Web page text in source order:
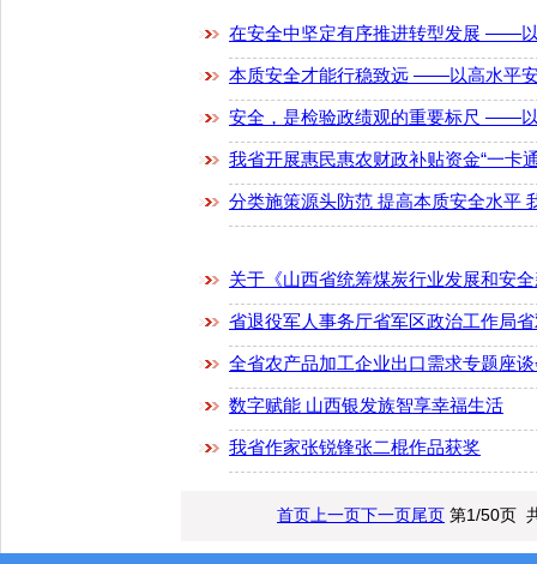
在安全中坚定有序推进转型发展 ——
本质安全才能行稳致远 ——以高水平
安全，是检验政绩观的重要标尺 ——
我省开展惠民惠农财政补贴资金“一卡
分类施策源头防范 提高本质安全水平
关于《山西省统筹煤炭行业发展和安
省退役军人事务厅省军区政治工作局
全省农产品加工企业出口需求专题座
数字赋能 山西银发族智享幸福生活
我省作家张锐锋张二棍作品获奖
首页 上一页下一页尾页 第1/50页